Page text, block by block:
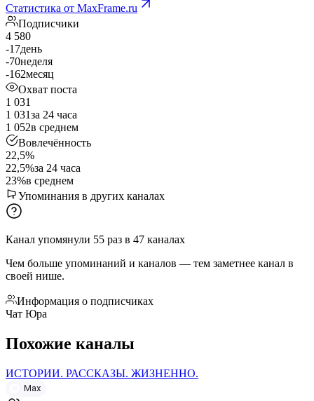
Статистика от MaxFrame.ru
Подписчики
4 580
-17день
-70неделя
-162месяц
Охват поста
1 031
1 031за 24 часа
1 052в среднем
Вовлечённость
22,5%
22,5%за 24 часа
23%в среднем
Упоминания в других каналах
Канал упомянули 55 раз в 47 каналах
Чем больше упоминаний и каналов — тем заметнее канал в
своей нише.
Информация о подписчиках
Чат Юра
Похожие каналы
ИСТОРИИ. РАССКАЗЫ. ЖИЗНЕННО.
Max